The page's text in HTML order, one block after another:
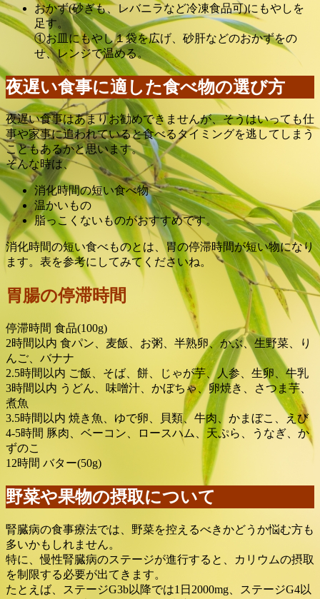
おかず(砂ぎも、レバニラなど冷凍食品可)にもやしを
足す。
①お皿にもやし１袋を広げ、砂肝などのおかずをの
せ、レンジで温める。
夜遅い食事に適した食べ物の選び方
夜遅い食事はあまりお勧めできませんが、そうはいっても仕
事や家事に追われていると食べるタイミングを逃してしまう
こともあるかと思います。
そんな時は、
消化時間の短い食べ物
温かいもの
脂っこくないものがおすすめです。
消化時間の短い食べものとは、胃の停滞時間が短い物になり
ます。表を参考にしてみてくださいね。
胃腸の停滞時間
停滞時間 食品(100g)
2時間以内 食パン、麦飯、お粥、半熟卵、かぶ、生野菜、り
んご、バナナ
2.5時間以内 ご飯、そば、餅、じゃが芋、人参、生卵、牛乳
3時間以内 うどん、味噌汁、かぼちゃ、卵焼き、さつま芋、
煮魚
3.5時間以内 焼き魚、ゆで卵、貝類、牛肉、かまぼこ、えび
4-5時間 豚肉、ベーコン、ロースハム、天ぷら、うなぎ、か
ずのこ
12時間 バター(50g)
野菜や果物の摂取について
腎臓病の食事療法では、野菜を控えるべきかどうか悩む方も
多いかもしれません。
特に、慢性腎臓病のステージが進行すると、カリウムの摂取
を制限する必要が出てきます。
たとえば、ステージG3b以降では1日2000mg、ステージG4以